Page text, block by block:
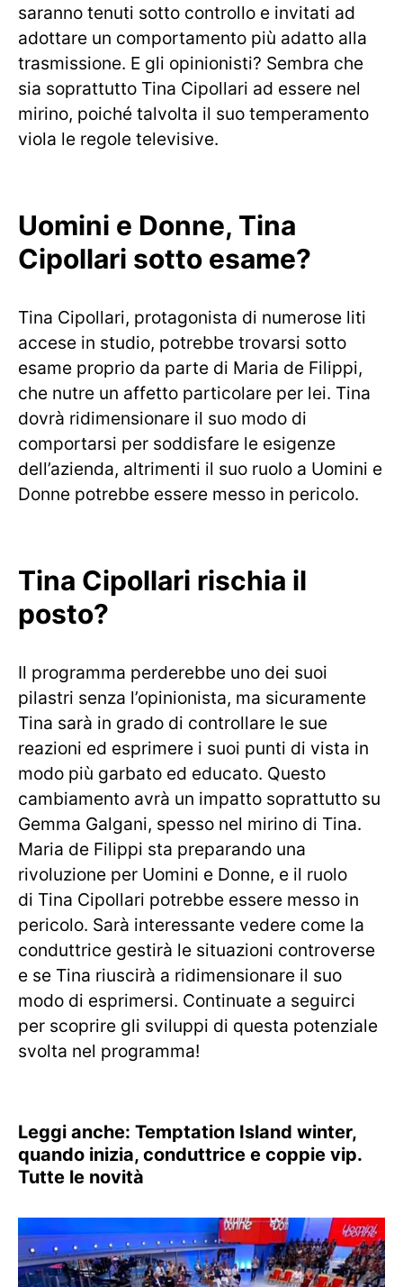
saranno tenuti sotto controllo e invitati ad
adottare un comportamento più adatto alla
trasmissione. E gli opinionisti? Sembra che
sia soprattutto Tina Cipollari ad essere nel
mirino, poiché talvolta il suo temperamento
viola le regole televisive.
Uomini e Donne, Tina
Cipollari sotto esame?
Tina Cipollari, protagonista di numerose liti
accese in studio, potrebbe trovarsi sotto
esame proprio da parte di Maria de Filippi,
che nutre un affetto particolare per lei. Tina
dovrà ridimensionare il suo modo di
comportarsi per soddisfare le esigenze
dell’azienda, altrimenti il ​​suo ruolo a Uomini e
Donne potrebbe essere messo in pericolo.
Tina Cipollari rischia il
posto?
Il programma perderebbe uno dei suoi
pilastri senza l’opinionista, ma sicuramente
Tina sarà in grado di controllare le sue
reazioni ed esprimere i suoi punti di vista in
modo più garbato ed educato. Questo
cambiamento avrà un impatto soprattutto su
Gemma Galgani, spesso nel mirino di Tina.
Maria de Filippi sta preparando una
rivoluzione per Uomini e Donne, e il ruolo
di Tina Cipollari potrebbe essere messo in
pericolo. Sarà interessante vedere come la
conduttrice gestirà le situazioni controverse
e se Tina riuscirà a ridimensionare il suo
modo di esprimersi. Continuate a seguirci
per scoprire gli sviluppi di questa potenziale
svolta nel programma!
Leggi anche: Temptation Island winter,
quando inizia, conduttrice e coppie vip.
Tutte le novità